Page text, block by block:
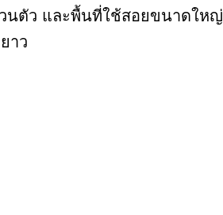
วนตัว และพื้นที่ใช้สอยขนาดใหญ่
าว